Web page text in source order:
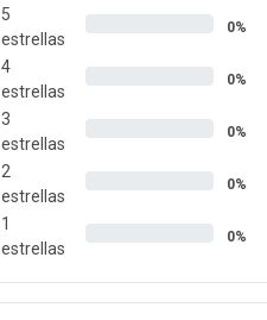
5
estrellas
0%
4
estrellas
0%
3
estrellas
0%
2
estrellas
0%
1
estrellas
0%